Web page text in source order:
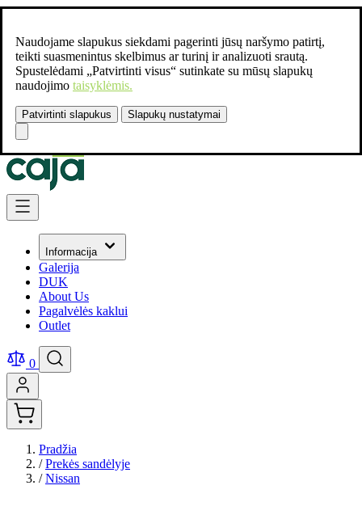
Naudojame slapukus siekdami pagerinti jūsų naršymo patirtį,
teikti suasmenintus skelbimus ar turinį ir analizuoti srautą.
Spustelėdami „Patvirtinti visus“ sutinkate su mūsų slapukų
naudojimo taisyklėmis.
Patvirtinti slapukus Slapukų nustatymai
Susisiekite:
Skip to Content
Informacija
Galerija
DUK
About Us
Pagalvėlės kaklui
Outlet
0
Pradžia
/ Prekės sandėlyje
/ Nissan